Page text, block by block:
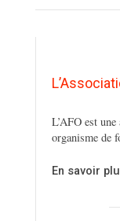
L’AFO est
organisme de
En savoir